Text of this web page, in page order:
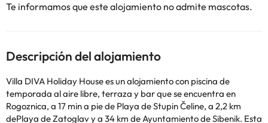
Te informamos que este alojamiento no admite mascotas.
Descripción del alojamiento
Villa DIVA Holiday House es un alojamiento con piscina de
temporada al aire libre, terraza y bar que se encuentra en
Rogoznica, a 17 min a pie de Playa de Stupin Čeline, a 2,2 km
dePlaya de Zatoglav y a 34 km de Ayuntamiento de Sibenik. Esta